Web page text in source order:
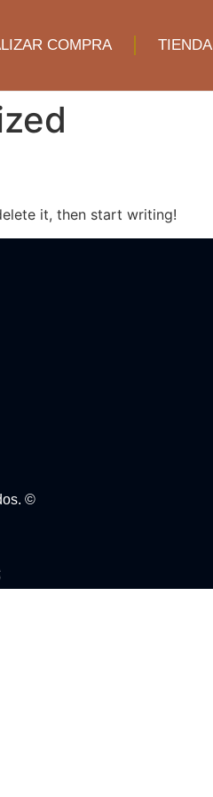
COMPRA TIENDA
it, then start writing!
©